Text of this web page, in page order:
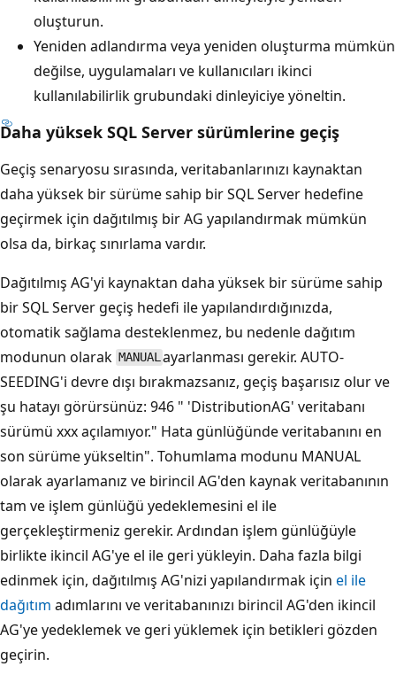
oluşturun.
Yeniden adlandırma veya yeniden oluşturma mümkün
değilse, uygulamaları ve kullanıcıları ikinci
kullanılabilirlik grubundaki dinleyiciye yöneltin.
Daha yüksek SQL Server sürümlerine geçiş
Geçiş senaryosu sırasında, veritabanlarınızı kaynaktan
daha yüksek bir sürüme sahip bir SQL Server hedefine
geçirmek için dağıtılmış bir AG yapılandırmak mümkün
olsa da, birkaç sınırlama vardır.
Dağıtılmış AG'yi kaynaktan daha yüksek bir sürüme sahip
bir SQL Server geçiş hedefi ile yapılandırdığınızda,
otomatik sağlama desteklenmez, bu nedenle dağıtım
modunun olarak MANUALayarlanması gerekir. AUTO-
SEEDING'i devre dışı bırakmazsanız, geçiş başarısız olur ve
şu hatayı görürsünüz: 946 " 'DistributionAG' veritabanı
sürümü xxx açılamıyor." Hata günlüğünde veritabanını en
son sürüme yükseltin". Tohumlama modunu MANUAL
olarak ayarlamanız ve birincil AG'den kaynak veritabanının
tam ve işlem günlüğü yedeklemesini el ile
gerçekleştirmeniz gerekir. Ardından işlem günlüğüyle
birlikte ikincil AG'ye el ile geri yükleyin. Daha fazla bilgi
edinmek için, dağıtılmış AG'nizi yapılandırmak için el ile
dağıtım adımlarını ve veritabanınızı birincil AG'den ikincil
AG'ye yedeklemek ve geri yüklemek için betikleri gözden
geçirin.